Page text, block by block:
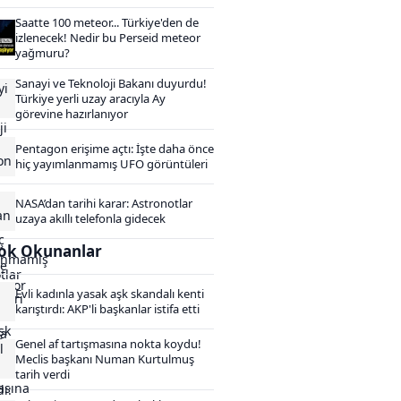
Saatte 100 meteor... Türkiye'den de
izlenecek! Nedir bu Perseid meteor
yağmuru?
Sanayi ve Teknoloji Bakanı duyurdu!
Türkiye yerli uzay aracıyla Ay
görevine hazırlanıyor
Pentagon erişime açtı: İşte daha önce
hiç yayımlanmamış UFO görüntüleri
NASA’dan tarihi karar: Astronotlar
uzaya akıllı telefonla gidecek
Okunanlar
Evli kadınla yasak aşk skandalı kenti
karıştırdı: AKP'li başkanlar istifa etti
Genel af tartışmasına nokta koydu!
Meclis başkanı Numan Kurtulmuş
tarih verdi